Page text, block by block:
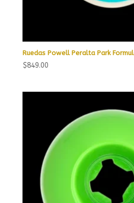
Ruedas Powell Peralta Park
$849.00